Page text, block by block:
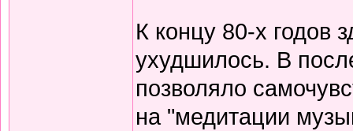
К концу 80-х годов
ухудшилось. В
позволяло
на "медитации